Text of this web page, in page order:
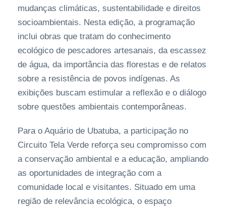
mudanças climáticas, sustentabilidade e direitos
socioambientais. Nesta edição, a programação
inclui obras que tratam do conhecimento
ecológico de pescadores artesanais, da escassez
de água, da importância das florestas e de relatos
sobre a resistência de povos indígenas. As
exibições buscam estimular a reflexão e o diálogo
sobre questões ambientais contemporâneas.
Para o Aquário de Ubatuba, a participação no
Circuito Tela Verde reforça seu compromisso com
a conservação ambiental e a educação, ampliando
as oportunidades de integração com a
comunidade local e visitantes. Situado em uma
região de relevância ecológica, o espaço